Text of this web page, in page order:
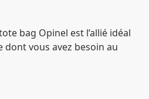
bag Opinel est l’allié idéal
vous avez besoin au